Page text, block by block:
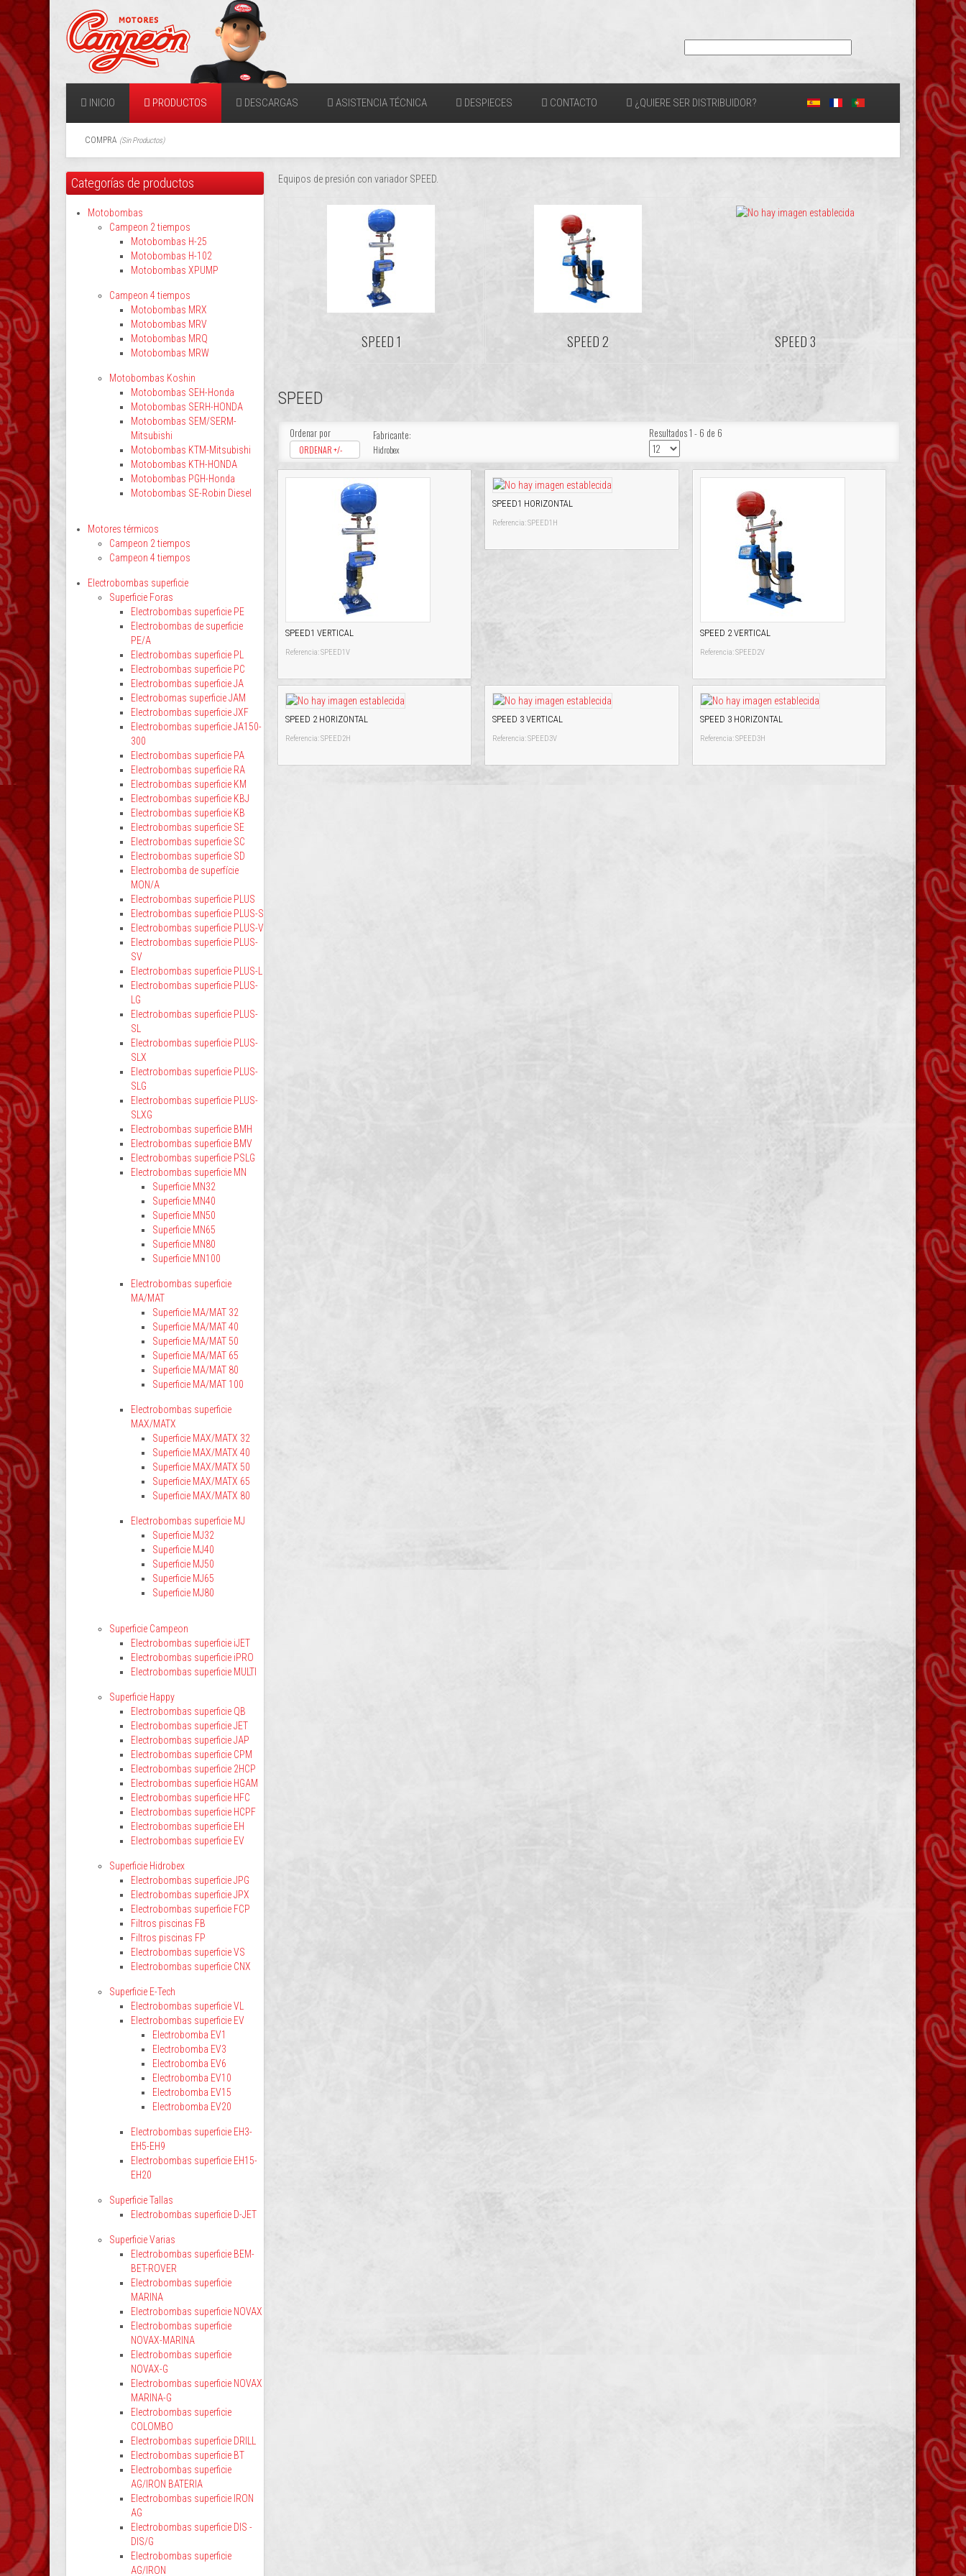
INICIO PRODUCTOS DESCARGAS ASISTENCIA TÉCNICA DESPIECES CONTACTO ¿QUIERE SER DISTRIBUIDOR?
COMPRA (Sin Productos)
Equipos de presión con variador SPEED.
SPEED 1 SPEED 2 SPEED 3
SPEED
Ordenar por
ORDENAR +/-
Fabricante:
Hidrobex
Resultados 1 - 6 de 6
SPEED1 VERTICAL
Referencia: SPEED1V
SPEED1 HORIZONTAL
Referencia: SPEED1H
SPEED 2 VERTICAL
Referencia: SPEED2V
SPEED 2 HORIZONTAL
Referencia: SPEED2H
SPEED 3 VERTICAL
Referencia: SPEED3V
SPEED 3 HORIZONTAL
Referencia: SPEED3H
Categorías de productos
Motobombas
Campeon 2 tiempos
Motobombas H-25
Motobombas H-102
Motobombas XPUMP
Campeon 4 tiempos
Motobombas MRX
Motobombas MRV
Motobombas MRQ
Motobombas MRW
Motobombas Koshin
Motobombas SEH-Honda
Motobombas SERH-HONDA
Motobombas SEM/SERM-
Mitsubishi
Motobombas KTM-Mitsubishi
Motobombas KTH-HONDA
Motobombas PGH-Honda
Motobombas SE-Robin Diesel
Motores térmicos
Campeon 2 tiempos
Campeon 4 tiempos
Electrobombas superficie
Superficie Foras
Electrobombas superficie PE
Electrobombas de superficie
PE/A
Electrobombas superficie PL
Electrobombas superficie PC
Electrobombas superficie JA
Electrobomas superficie JAM
Electrobombas superficie JXF
Electrobombas superficie JA150-
300
Electrobombas superficie PA
Electrobombas superficie RA
Electrobombas superficie KM
Electrobombas superficie KBJ
Electrobombas superficie KB
Electrobombas superficie SE
Electrobombas superficie SC
Electrobombas superficie SD
Electrobomba de superfície
MON/A
Electrobombas superficie PLUS
Electrobombas superficie PLUS-S
Electrobombas superficie PLUS-V
Electrobombas superficie PLUS-
SV
Electrobombas superficie PLUS-L
Electrobombas superficie PLUS-
LG
Electrobombas superficie PLUS-
SL
Electrobombas superficie PLUS-
SLX
Electrobombas superficie PLUS-
SLG
Electrobombas superficie PLUS-
SLXG
Electrobombas superficie BMH
Electrobombas superficie BMV
Electrobombas superficie PSLG
Electrobombas superficie MN
Superficie MN32
Superficie MN40
Superficie MN50
Superficie MN65
Superficie MN80
Superficie MN100
Electrobombas superficie
MA/MAT
Superficie MA/MAT 32
Superficie MA/MAT 40
Superficie MA/MAT 50
Superficie MA/MAT 65
Superficie MA/MAT 80
Superficie MA/MAT 100
Electrobombas superficie
MAX/MATX
Superficie MAX/MATX 32
Superficie MAX/MATX 40
Superficie MAX/MATX 50
Superficie MAX/MATX 65
Superficie MAX/MATX 80
Electrobombas superficie MJ
Superficie MJ32
Superficie MJ40
Superficie MJ50
Superficie MJ65
Superficie MJ80
Superficie Campeon
Electrobombas superficie iJET
Electrobombas superficie iPRO
Electrobombas superficie MULTI
Superficie Happy
Electrobombas superficie QB
Electrobombas superficie JET
Electrobombas superficie JAP
Electrobombas superficie CPM
Electrobombas superficie 2HCP
Electrobombas superficie HGAM
Electrobombas superficie HFC
Electrobombas superficie HCPF
Electrobombas superficie EH
Electrobombas superficie EV
Superficie Hidrobex
Electrobombas superficie JPG
Electrobombas superficie JPX
Electrobombas superficie FCP
Filtros piscinas FB
Filtros piscinas FP
Electrobombas superficie VS
Electrobombas superficie CNX
Superficie E-Tech
Electrobombas superficie VL
Electrobombas superficie EV
Electrobomba EV1
Electrobomba EV3
Electrobomba EV6
Electrobomba EV10
Electrobomba EV15
Electrobomba EV20
Electrobombas superficie EH3-
EH5-EH9
Electrobombas superficie EH15-
EH20
Superficie Tallas
Electrobombas superficie D-JET
Superficie Varias
Electrobombas superficie BEM-
BET-ROVER
Electrobombas superficie
MARINA
Electrobombas superficie NOVAX
Electrobombas superficie
NOVAX-MARINA
Electrobombas superficie
NOVAX-G
Electrobombas superficie NOVAX
MARINA-G
Electrobombas superficie
COLOMBO
Electrobombas superficie DRILL
Electrobombas superficie BT
Electrobombas superficie
AG/IRON BATERIA
Electrobombas superficie IRON
AG
Electrobombas superficie DIS -
DIS/G
Electrobombas superficie
AG/IRON